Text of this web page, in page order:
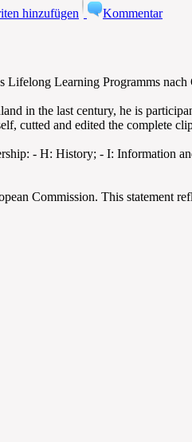
hinzufügen
Kommentar
Learning Programms
in the last century, he is
cutted and edited the complete
- H: History; - I: Information
Commission. This statement